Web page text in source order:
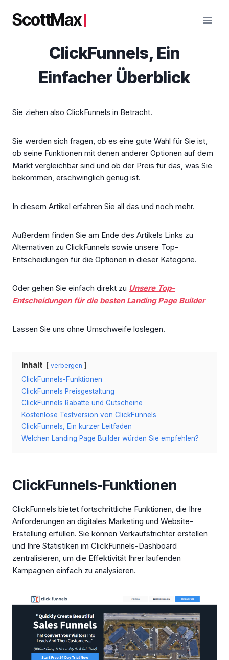
InhaltScottMax
ClickFunnels, Ein
Einfacher Überblick
Sie ziehen also ClickFunnels in Betracht.
Sie werden sich fragen, ob es eine gute Wahl für Sie ist,
ob seine Funktionen mit denen anderer Optionen auf dem
Markt vergleichbar sind und ob der Preis für das, was Sie
bekommen, erschwinglich genug ist.
In diesem Artikel erfahren Sie all das und noch mehr.
Außerdem finden Sie am Ende des Artikels Links zu
Alternativen zu ClickFunnels sowie unsere Top-
Entscheidungen für die Optionen in dieser Kategorie.
Oder gehen Sie einfach direkt zu Unsere Top-
Entscheidungen für die besten Landing Page Builder
Lassen Sie uns ohne Umschweife loslegen.
Inhalt verbergen
ClickFunnels-Funktionen
ClickFunnels Preisgestaltung
ClickFunnels Rabatte und Gutscheine
Kostenlose Testversion von ClickFunnels
ClickFunnels, Ein kurzer Leitfaden
Welchen Landing Page Builder würden Sie empfehlen?
ClickFunnels-Funktionen
ClickFunnels bietet fortschrittliche Funktionen, die Ihre
Anforderungen an digitales Marketing und Website-
Erstellung erfüllen. Sie können Verkaufstrichter erstellen
und Ihre Statistiken im ClickFunnels-Dashboard
zentralisieren, um die Effektivität Ihrer laufenden
Kampagnen einfach zu analysieren.